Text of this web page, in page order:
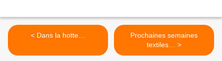
< Dans la hotte…
Prochaines semaines
textiles… >